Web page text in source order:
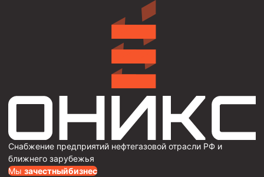
Снабжение предприятий нефтегазовой отрасли РФ и
ближнего зарубежья
Мы зачестныйбизнес